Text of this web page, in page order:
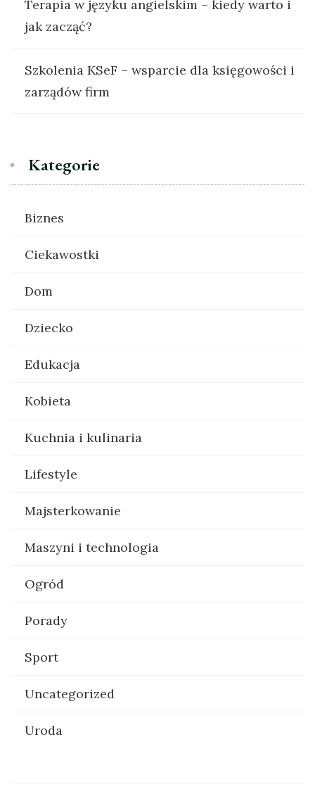
Terapia w języku angielskim – kiedy warto i
jak zacząć?
Szkolenia KSeF – wsparcie dla księgowości i
zarządów firm
Kategorie
Biznes
Ciekawostki
Dom
Dziecko
Edukacja
Kobieta
Kuchnia i kulinaria
Lifestyle
Majsterkowanie
Maszyni i technologia
Ogród
Porady
Sport
Uncategorized
Uroda